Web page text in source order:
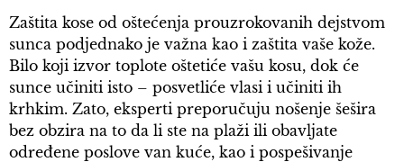
Zaštita kose od oštećenja prouzrokovanih dejstvom
sunca podjednako je važna kao i zaštita vaše kože.
Bilo koji izvor toplote oštetiće vašu kosu, dok će
sunce učiniti isto – posvetliće vlasi i učiniti ih
krhkim. Zato, eksperti preporučuju nošenje šešira
bez obzira na to da li ste na plaži ili obavljate
određene poslove van kuće, kao i pospešivanje